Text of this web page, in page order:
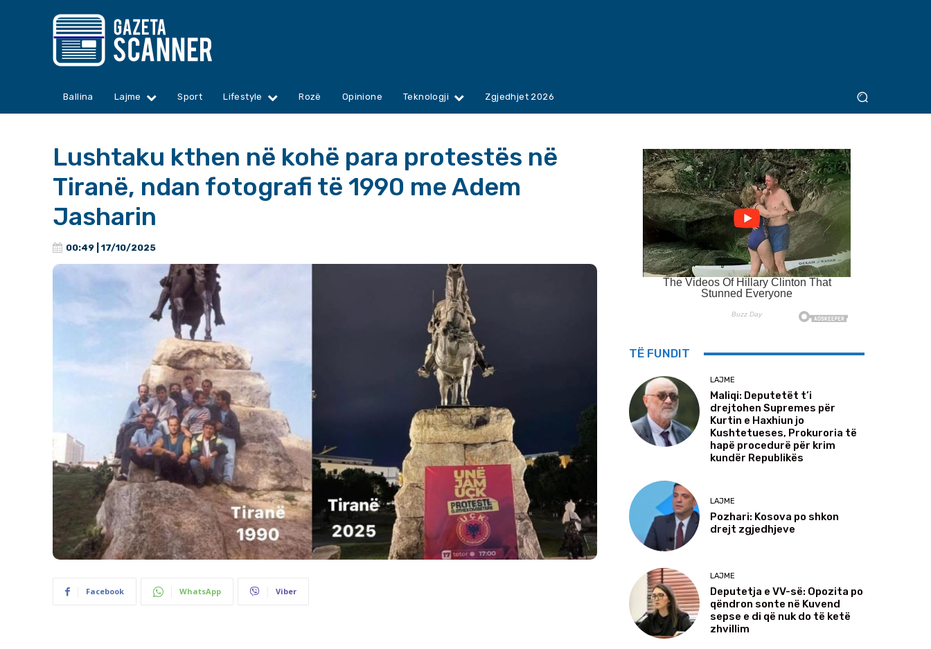
Ballina Lajme Sport Lifestyle Rozë Opinione Teknologji Zgjedhjet 2026
Lushtaku kthen në kohë para protestës në
Tiranë, ndan fotografi të 1990 me Adem
Jasharin
00:49 | 17/10/2025
Facebook WhatsApp Viber
TË FUNDIT
LAJME
Maliqi: Deputetët t’i
drejtohen Supremes për
Kurtin e Haxhiun jo
Kushtetueses, Prokuroria të
hapë procedurë për krim
kundër Republikës
LAJME
Pozhari: Kosova po shkon
drejt zgjedhjeve
LAJME
Deputetja e VV-së: Opozita po
qëndron sonte në Kuvend
sepse e di që nuk do të ketë
zhvillim